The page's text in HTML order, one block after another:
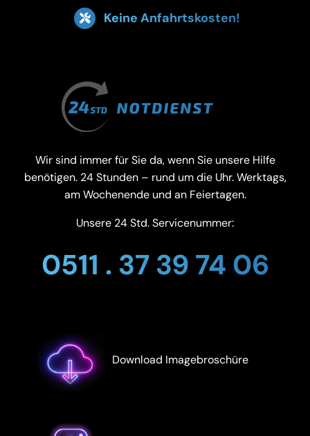
Keine Anfahrtskosten!
Wir sind immer für Sie da, wenn Sie unsere Hilfe
benötigen. 24 Stunden – rund um die Uhr. Werktags,
am Wochenende und an Feiertagen.
Unsere 24 Std. Servicenummer:
0511 . 37 39 74 06
Download Imagebroschüre